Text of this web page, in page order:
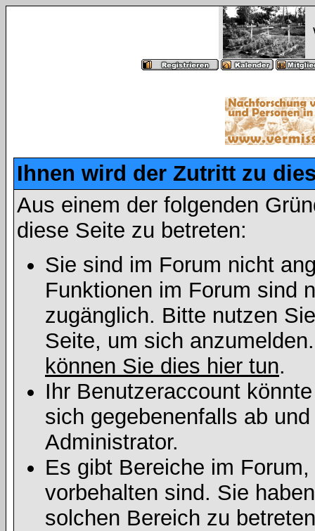
Ihnen wird der Zutritt zu
Aus einem der folgenden
diese Seite zu betreten:
Sie sind im Forum nicht
Funktionen im Forum sind
zugänglich. Bitte nutzen
Seite, um sich
können Sie dies hier tun.
Ihr Benutzeraccount
sich gegebenenfalls ab
Administrator.
Es gibt Bereiche im
vorbehalten sind. Sie
solchen Bereich zu